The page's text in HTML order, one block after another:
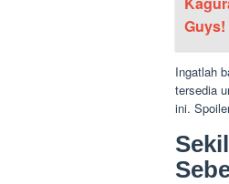
Guys!
Ingatlah
tersedia
ini.